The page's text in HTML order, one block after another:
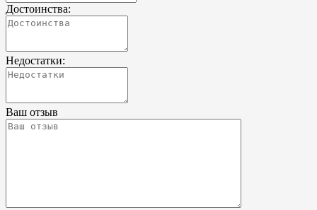
Достоинства:
Недостатки:
Ваш отзыв